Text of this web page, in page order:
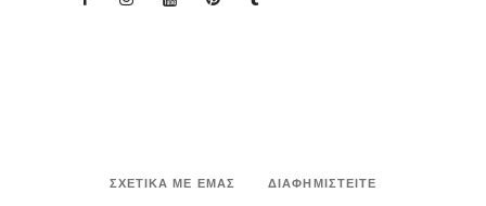
ΣΧΕΤΙΚΑ ΜΕ ΕΜΑΣ
ΔΙΑΦΗΜΙΣΤΕΙΤΕ